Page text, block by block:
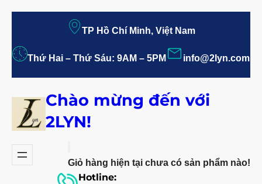
TP Hồ Chí Minh, Việt Nam
Thứ Hai – Thứ Sáu: 9AM – 5PM info@2lyn.com
Chào mừng đến với
2LYN!
Giỏ hàng hiện tại chưa có sản phẩm nào!
Hotline: